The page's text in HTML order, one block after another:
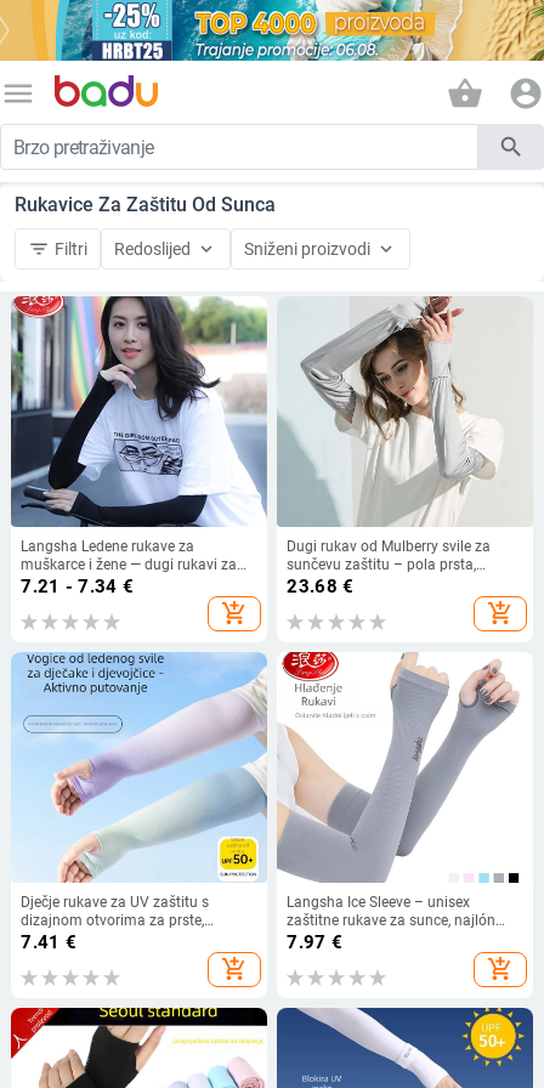
menu shopping_basket account_circle
search
Rukavice Za Zaštitu Od Sunca
filter_list Filtri Redoslijed keyboard_arrow_down Sniženi proizvodi keyboard_arrow_down
Langsha Ledene rukave za
muškarce i žene — dugi rukavi za
zaštitu od sunca za trčanje i vožnju
biciklom, osvježavajući i prozračni
7.21 - 7.34 €
add_shopping_cart
Dugi rukav od Mulberry svile za
sunčevu zaštitu – pola prsta,
prozračan, za vožnju
23.68 €
add_shopping_cart
Dječje rukave za UV zaštitu s
dizajnom otvorima za prste,
najlonska tkanina, sadržaj najlona
80–90%, gustoća 28–34 g/m²
7.41 €
add_shopping_cart
Langsha Ice Sleeve – unisex
zaštitne rukave za sunce, najlón
90%, debljina 20–24 g, ljeto 2024
7.97 €
add_shopping_cart